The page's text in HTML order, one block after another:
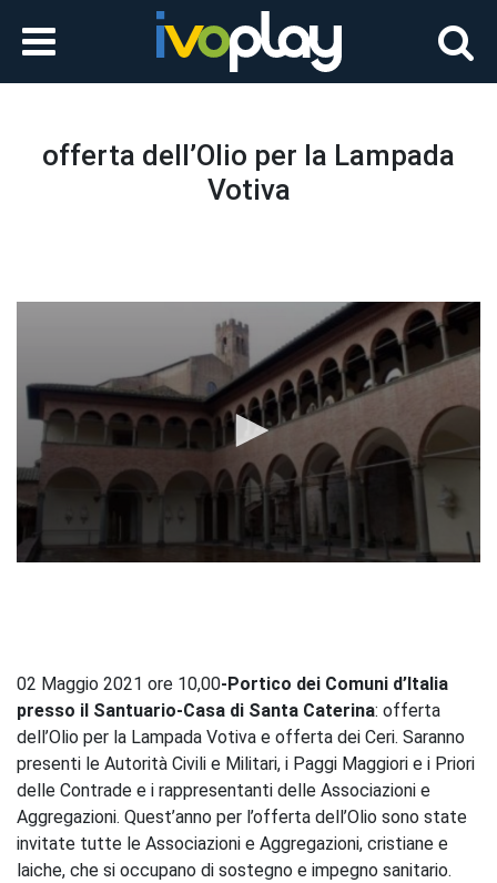
offerta dell’Olio per la Lampada
Votiva
seconds
02 Maggio 2021 ore 10,00-Portico dei Comuni d’Italia
presso il Santuario-Casa di Santa Caterina: offerta
dell’Olio per la Lampada Votiva e offerta dei Ceri. Saranno
presenti le Autorità Civili e Militari, i Paggi Maggiori e i Priori
delle Contrade e i rappresentanti delle Associazioni e
Aggregazioni. Quest’anno per l’offerta dell’Olio sono state
invitate tutte le Associazioni e Aggregazioni, cristiane e
laiche, che si occupano di sostegno e impegno sanitario.